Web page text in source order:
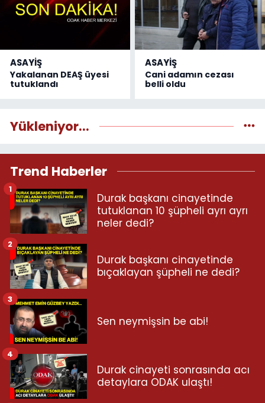
ASAYİŞ
Yakalanan DEAŞ üyesi
tutuklandı
ASAYİŞ
Cani adamın cezası
belli oldu
Yükleniyor...
Trend Haberler
Durak başkanı cinayetinde
tutuklanan 10 şüpheli ayrı ayrı
neler dedi?
1
Durak başkanı cinayetinde
bıçaklayan şüpheli ne dedi?
2
Sen neymişsin be abi!
3
Durak cinayeti sonrasında acı
detaylara ODAK ulaştı!
4